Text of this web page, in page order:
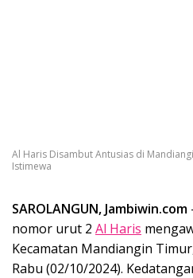
Al Haris Disambut Antusias di
Istimewa
SAROLANGUN, Jambiwin.com
nomor urut 2 Al Haris
Kecamatan Mandiangin
Rabu (02/10/2024).